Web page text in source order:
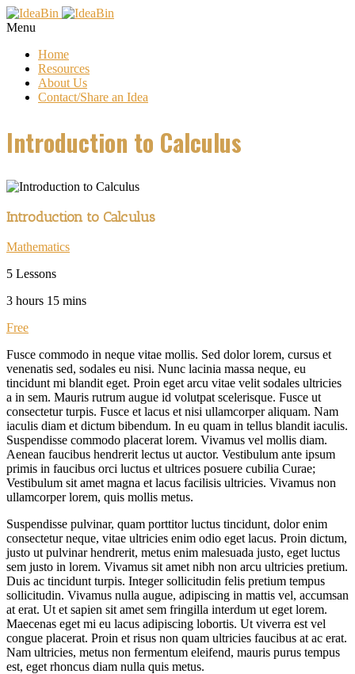
Menu
Home
Resources
About Us
Contact/Share an Idea
Introduction to Calculus
Introduction to Calculus
Mathematics
5 Lessons
3 hours 15 mins
Free
Fusce commodo in neque vitae mollis. Sed dolor lorem, cursus et
venenatis sed, sodales eu nisi. Nunc lacinia massa neque, eu
tincidunt mi blandit eget. Proin eget arcu vitae velit sodales ultricies
a in sem. Mauris rutrum augue id volutpat scelerisque. Fusce ut
consectetur turpis. Fusce et lacus et nisi ullamcorper aliquam. Nam
iaculis diam et dictum bibendum. In eu quam in tellus blandit iaculis.
Suspendisse commodo placerat lorem. Vivamus vel mollis diam.
Aenean faucibus hendrerit lectus ut auctor. Vestibulum ante ipsum
primis in faucibus orci luctus et ultrices posuere cubilia Curae;
Vestibulum sit amet magna et lacus facilisis ultricies. Vivamus non
ullamcorper lorem, quis mollis metus.
Suspendisse pulvinar, quam porttitor luctus tincidunt, dolor enim
consectetur neque, vitae ultricies enim odio eget lacus. Proin dictum,
justo ut pulvinar hendrerit, metus enim malesuada justo, eget luctus
sem justo in lorem. Vivamus sit amet nibh non arcu ultricies pretium.
Duis ac tincidunt turpis. Integer sollicitudin felis pretium tempus
sollicitudin. Vivamus nulla augue, adipiscing in mattis vel, accumsan
at erat. Ut et sapien sit amet sem fringilla interdum ut eget lorem.
Maecenas eget mi eu lacus adipiscing lobortis. Ut viverra est vel
congue placerat. Proin et risus non quam ultricies faucibus at ac erat.
Nam ultricies, metus non fermentum eleifend, mauris purus tempus
est, eget rhoncus diam nulla quis metus.